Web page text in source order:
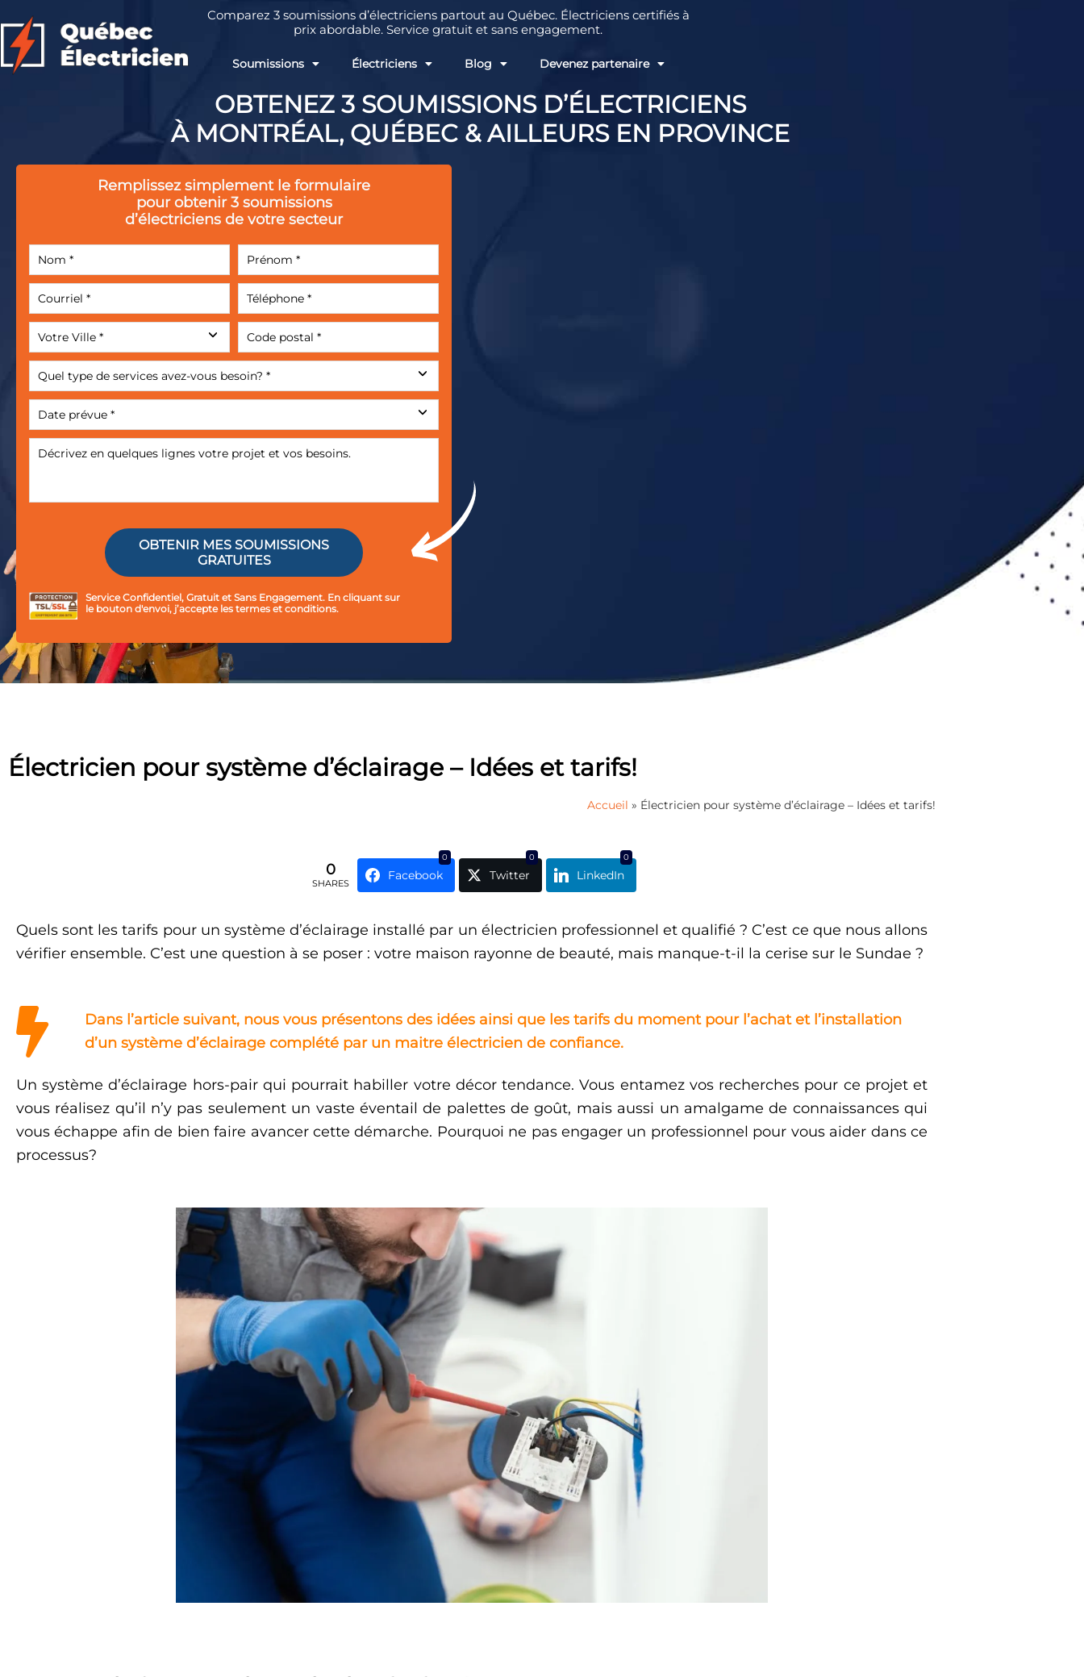
Comparez 3 soumissions d’électriciens partout au Québec. Électriciens certifiés à
prix abordable. Service gratuit et sans engagement.
Soumissions Électriciens Blog Devenez partenaire
OBTENEZ 3 SOUMISSIONS D’ÉLECTRICIENS
À MONTRÉAL, QUÉBEC & AILLEURS EN PROVINCE
Remplissez simplement le formulaire
pour obtenir 3 soumissions
d’électriciens de votre secteur
Service Confidentiel, Gratuit et Sans Engagement. En cliquant sur
le bouton d'envoi, j’accepte les termes et conditions.
Électricien pour système d’éclairage – Idées et tarifs!
Accueil » Électricien pour système d’éclairage – Idées et tarifs!
0
SHARES
0
Facebook
0
Twitter
0
LinkedIn
Quels sont les tarifs pour un système d’éclairage installé par un électricien professionnel et qualifié ? C’est ce que nous allons
vérifier ensemble. C’est une question à se poser : votre maison rayonne de beauté, mais manque-t-il la cerise sur le Sundae ?
Dans l’article suivant, nous vous présentons des idées ainsi que les tarifs du moment pour l’achat et l’installation
d’un système d’éclairage complété par un maitre électricien de confiance.
Un système d’éclairage hors-pair qui pourrait habiller votre décor tendance. Vous entamez vos recherches pour ce projet et
vous réalisez qu’il n’y pas seulement un vaste éventail de palettes de goût, mais aussi un amalgame de connaissances qui
vous échappe afin de bien faire avancer cette démarche. Pourquoi ne pas engager un professionnel pour vous aider dans ce
processus?